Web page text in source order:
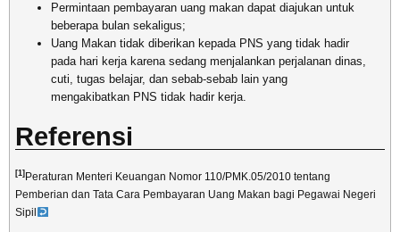
Permintaan pembayaran uang makan dapat diajukan untuk
beberapa bulan sekaligus;
Uang Makan tidak diberikan kepada PNS yang tidak hadir
pada hari kerja karena sedang menjalankan perjalanan dinas,
cuti, tugas belajar, dan sebab-sebab lain yang
mengakibatkan PNS tidak hadir kerja.
Referensi
[1] Peraturan Menteri Keuangan Nomor 110/PMK.05/2010 tentang
Pemberian dan Tata Cara Pembayaran Uang Makan bagi Pegawai Negeri
Sipil